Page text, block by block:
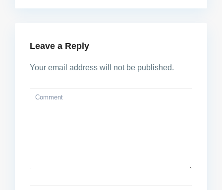
Leave a Reply
Your email address will not be published.